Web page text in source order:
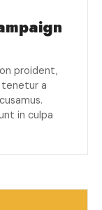
proident,
tenetur a
in culpa